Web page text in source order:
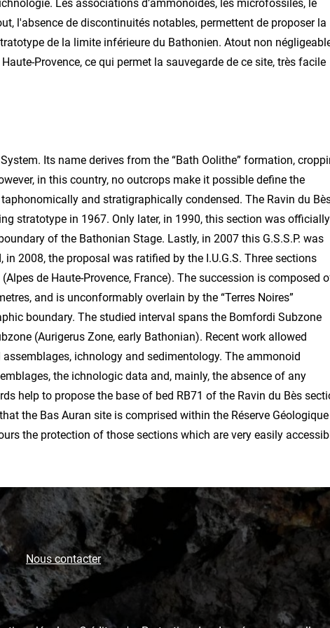
Les associations d’ammonoïdés, les microfossiles, le
l'absence de discontinuités notables, permettent de proposer la
de la limite inférieure du Bathonien. Atout non
Provence, ce qui permet la sauvegarde de ce site, très facile
Its name derives from the “Bath Oolithe” formation,
in this country, no outcrops make it possible define the
and stratigraphically condensed. The Ravin du
stratotype in 1967. Only later, in 1990, this section was officially
of the Bathonian Stage. Lastly, in 2007 this G.S.S.P. was
2008, the proposal was ratified by the I.U.G.S. Three sections
de Haute-Provence, France). The succession is composed
and is unconformably overlain by the “Terres Noires”
boundary. The studied interval spans the Bomfordi Subzone
(Aurigerus Zone, early Bathonian). Recent work allowed
ichnology and sedimentology. The ammonoid
the ichnologic data and, mainly, the absence of any
help to propose the base of bed RB71 of the Ravin du Bès
the Bas Auran site is comprised within the Réserve Géologique
the protection of those sections which are very easily
Nous contacter